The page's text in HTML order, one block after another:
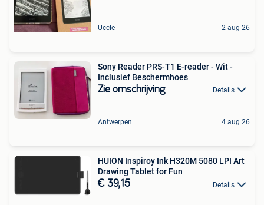
Uccle 2 aug 26
Sony Reader PRS-T1 E-reader - Wit -
Inclusief Beschermhoes
Zie omschrijving Details
Antwerpen 4 aug 26
HUION Inspiroy Ink H320M 5080 LPI Art
Drawing Tablet for Fun
€ 39,15 Details